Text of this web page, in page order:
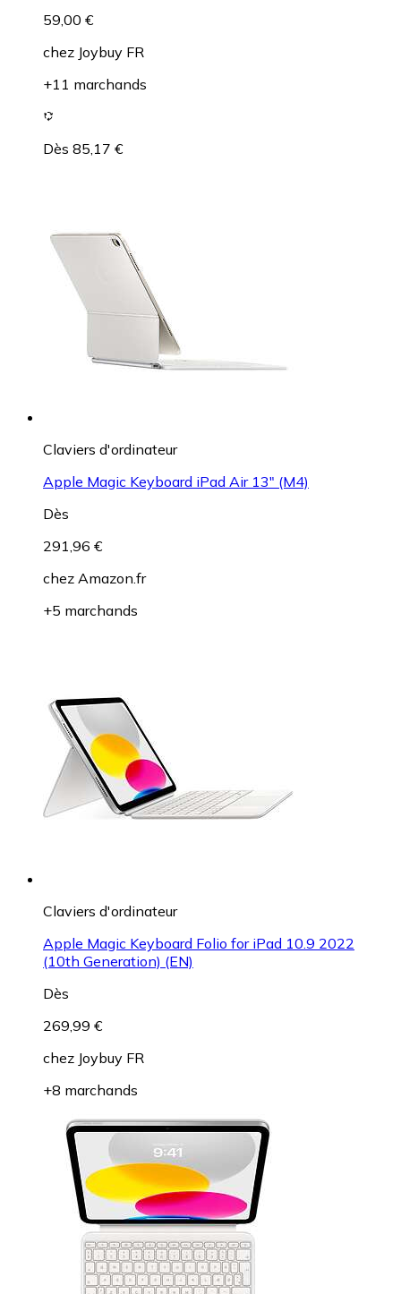
59,00 €
chez Joybuy FR
+11 marchands
Dès 85,17 €
Claviers d'ordinateur
Apple Magic Keyboard iPad Air 13" (M4)
Dès
291,96 €
chez Amazon.fr
+5 marchands
Claviers d'ordinateur
Apple Magic Keyboard Folio for iPad 10.9 2022
(10th Generation) (EN)
Dès
269,99 €
chez Joybuy FR
+8 marchands